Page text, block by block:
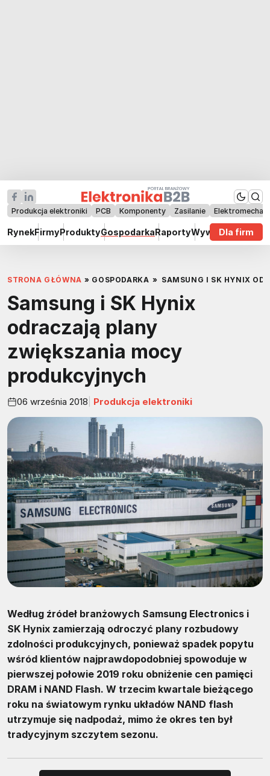
Produkcja elektroniki PCB Komponenty Zasilanie
RynekFirmyProduktyGospodarkaRaportyWywiadyDla firm
STRONA GŁÓWNA » GOSPODARKA » SAMSUNG I SK HYNIX
Samsung i SK Hynix
odraczają plany
zwiększania mocy
produkcyjnych
06 września 2018 Produkcja elektroniki
Według źródeł branżowych Samsung Electronics i
SK Hynix zamierzają odroczyć plany rozbudowy
zdolności produkcyjnych, ponieważ spadek popytu
wśród klientów najprawdopodobniej spowoduje w
pierwszej połowie 2019 roku obniżenie cen pamięci
DRAM i NAND Flash. W trzecim kwartale bieżącego
roku na światowym rynku układów NAND flash
utrzymuje się nadpodaż, mimo że okres ten był
tradycyjnym szczytem sezonu.